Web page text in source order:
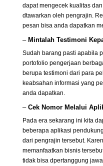
dapat mengecek kualitas
dtawarkan oleh pengrajin.
pesan bisa anda dapatkan
– Mintalah Testimoni
Sudah barang pasti apabila
portofolio pengerjaan
berupa testimoni dari para
keabsahan informasi yang
anda dapatkan.
– Cek Nomor Melalui
Pada era sekarang ini kita
beberapa aplikasi
dari pengrajin tersebut.
memanfaatkan bisnis
tidak bisa dpertanggung